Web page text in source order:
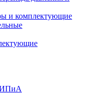
и комплектующие